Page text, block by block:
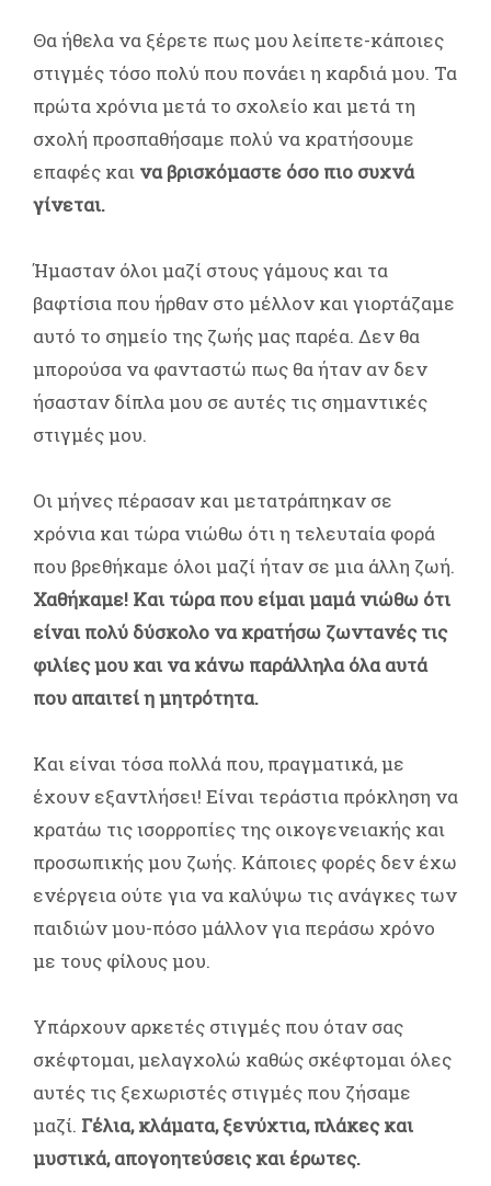
Θα ήθελα να ξέρετε πως μου λείπετε-κάποιες
στιγμές τόσο πολύ που πονάει η καρδιά μου. Τα
πρώτα χρόνια μετά το σχολείο και μετά τη
σχολή προσπαθήσαμε πολύ να κρατήσουμε
επαφές και να βρισκόμαστε όσο πιο συχνά
γίνεται.
Ήμασταν όλοι μαζί στους γάμους και τα
βαφτίσια που ήρθαν στο μέλλον και γιορτάζαμε
αυτό το σημείο της ζωής μας παρέα. Δεν θα
μπορούσα να φανταστώ πως θα ήταν αν δεν
ήσασταν δίπλα μου σε αυτές τις σημαντικές
στιγμές μου.
Οι μήνες πέρασαν και μετατράπηκαν σε
χρόνια και τώρα νιώθω ότι η τελευταία φορά
που βρεθήκαμε όλοι μαζί ήταν σε μια άλλη ζωή.
Χαθήκαμε! Και τώρα που είμαι μαμά νιώθω ότι
είναι πολύ δύσκολο να κρατήσω ζωντανές τις
φιλίες μου και να κάνω παράλληλα όλα αυτά
που απαιτεί η μητρότητα.
Και είναι τόσα πολλά που, πραγματικά, με
έχουν εξαντλήσει! Είναι τεράστια πρόκληση να
κρατάω τις ισορροπίες της οικογενειακής και
προσωπικής μου ζωής. Κάποιες φορές δεν έχω
ενέργεια ούτε για να καλύψω τις ανάγκες των
παιδιών μου-πόσο μάλλον για περάσω χρόνο
με τους φίλους μου.
Υπάρχουν αρκετές στιγμές που όταν σας
σκέφτομαι, μελαγχολώ καθώς σκέφτομαι όλες
αυτές τις ξεχωριστές στιγμές που ζήσαμε
μαζί. Γέλια, κλάματα, ξενύχτια, πλάκες και
μυστικά, απογοητεύσεις και έρωτες.